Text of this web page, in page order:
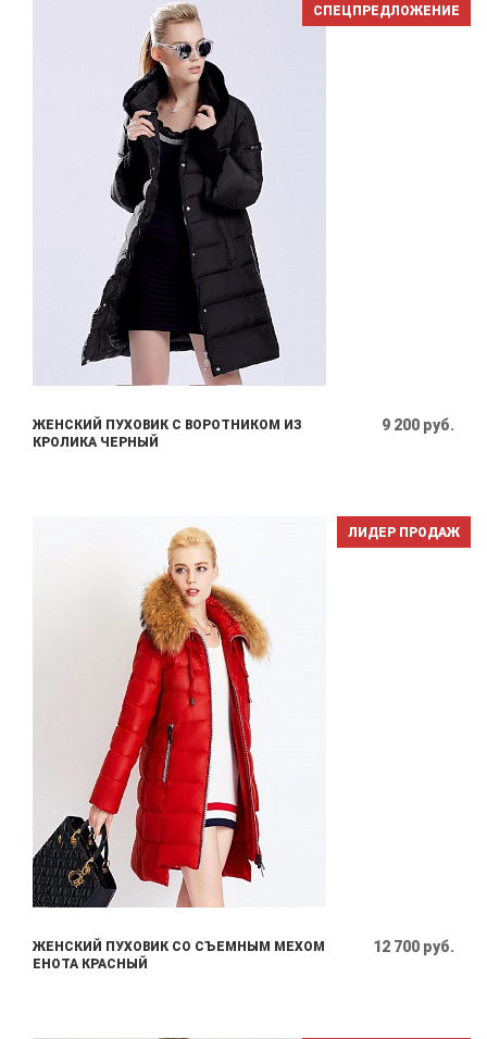
СПЕЦПРЕДЛОЖЕНИЕ
ЖЕНСКИЙ ПУХОВИК С ВОРОТНИКОМ ИЗ
КРОЛИКА ЧЕРНЫЙ
9 200 руб.
ЛИДЕР ПРОДАЖ
ЖЕНСКИЙ ПУХОВИК СО СЪЕМНЫМ МЕХОМ
ЕНОТА КРАСНЫЙ
12 700 руб.